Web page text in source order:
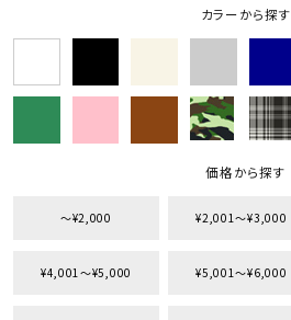
円 ～
並び順
カテゴリ
カラーから探す
価格から探す
〜¥2,000 ¥2,001〜¥3,000
¥4,001〜¥5,000 ¥5,001〜¥6,000